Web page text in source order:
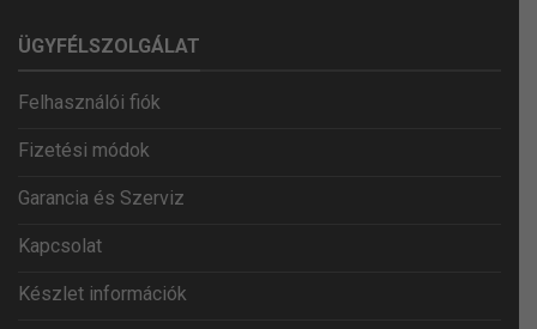
ÜGYFÉLSZOLGÁLAT
Felhasználói fiók
Fizetési módok
Garancia és Szerviz
Kapcsolat
Készlet információk